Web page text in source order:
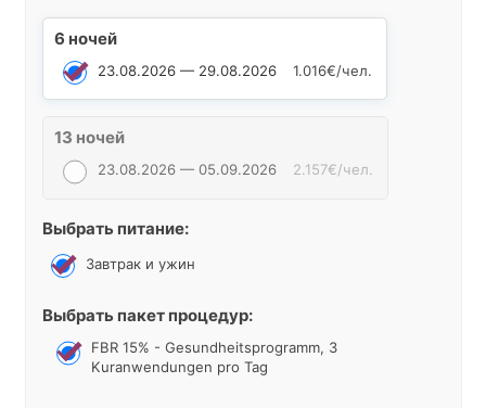
6 ночей
23.08.2026 — 29.08.2026 1.016€/чел.
13 ночей
23.08.2026 — 05.09.2026 2.157€/чел.
Выбрать питание:
Завтрак и ужин
Выбрать пакет процедур:
FBR 15% - Gesundheitsprogramm, 3
Kuranwendungen pro Tag